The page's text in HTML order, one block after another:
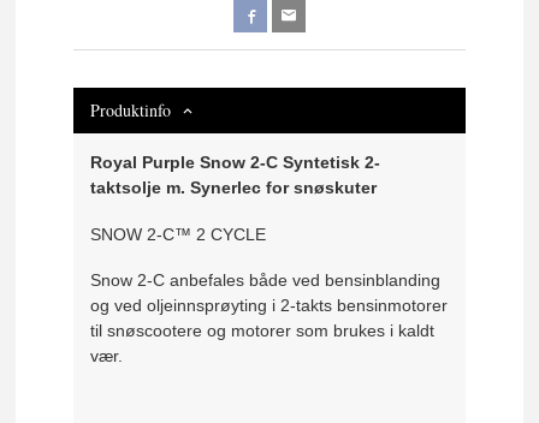
Produktinfo
Royal Purple Snow 2-C Syntetisk 2-
taktsolje m. Synerlec for snøskuter
SNOW 2-C™ 2 CYCLE
Snow 2-C anbefales både ved bensinblanding
og ved oljeinnsprøyting i 2-takts bensinmotorer
til snøscootere og motorer som brukes i kaldt
vær.